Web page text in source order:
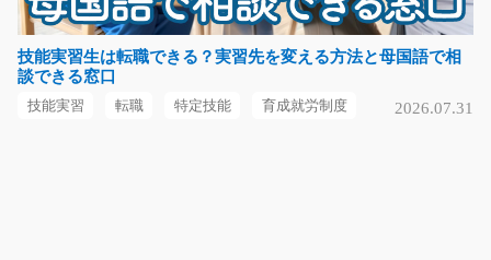
担当者オススメ！【未経験の方も大歓迎です】食パンの
製造補助をお願い致…
長期（3ヶ月以上）
時給1100円
技能実習生は転職できる？実習先を変える方法と母国語で相
談できる窓口
技能実習 転職 特定技能 育成就労制度 2026.07.31